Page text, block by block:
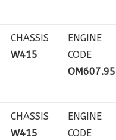
CHASSIS
W415
ENGINE
CODE
CHASSIS
W415
ENGINE
CODE